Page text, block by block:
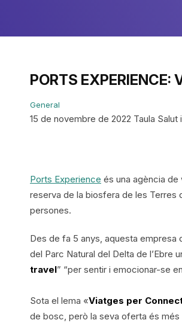
PORTS
General
15 de novembre de 2022 Taula Salut
Ports Experience és una agència
reserva de la biosfera de les Terres
persones.
Des de fa 5 anys, aquesta empresa
del Parc Natural del Delta de l’Ebre
travel” “per sentir i emocionar-se
Sota el lema «Viatges per
de bosc, però la seva oferta és més